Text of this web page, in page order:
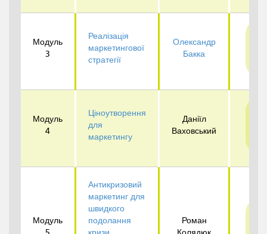
Модуль
3
Реалізація
маркетингової
стратегії
Олександр
Бакка
Модуль
4
Ціноутворення
для
маркетингу
Даніїл
Ваховський
Модуль
Антикризовий
маркетинг для
швидкого
подолання
Роман